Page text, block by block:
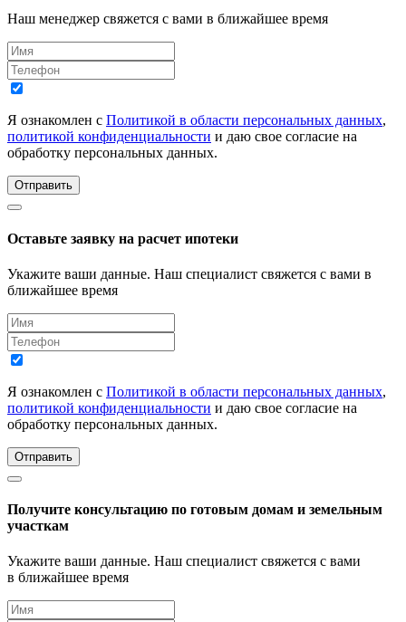
Наш менеджер свяжется с вами в ближайшее время
Я ознакомлен с Политикой в области персональных данных,
политикой конфиденциальности и даю свое согласие на
обработку персональных данных.
Отправить
Оставьте заявку на расчет ипотеки
Укажите ваши данные. Наш специалист свяжется с вами в
ближайшее время
Я ознакомлен с Политикой в области персональных данных,
политикой конфиденциальности и даю свое согласие на
обработку персональных данных.
Отправить
Получите консультацию по готовым домам и земельным
участкам
Укажите ваши данные. Наш специалист свяжется с вами
в ближайшее время